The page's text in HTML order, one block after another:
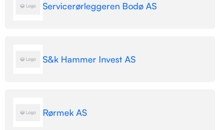
Servicerørleggeren Bodø AS
S&k Hammer Invest AS
Rørmek AS